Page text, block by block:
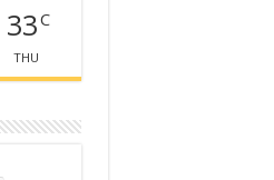
33C
THU